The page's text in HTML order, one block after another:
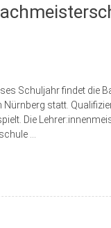
Schuljahr findet die
statt.
Die